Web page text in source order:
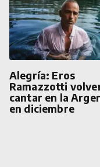
Alegría: Eros
Ramazzotti
cantar en la
en diciembre